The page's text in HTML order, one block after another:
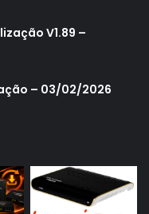
V1.89 –
– 03/02/2026